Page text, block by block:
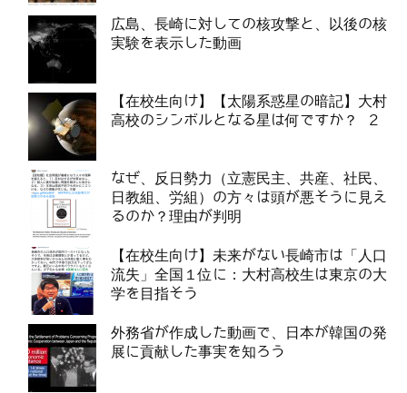
広島、長崎に対しての核攻撃と、以後の核
実験を表示した動画
【在校生向け】【太陽系惑星の暗記】大村
高校のシンボルとなる星は何ですか？ 2
なぜ、反日勢力（立憲民主、共産、社民、
日教組、労組）の方々は頭が悪そうに見え
るのか？理由が判明
【在校生向け】未来がない長崎市は「人口
流失」全国１位に：大村高校生は東京の大
学を目指そう
外務省が作成した動画で、日本が韓国の発
展に貢献した事実を知ろう